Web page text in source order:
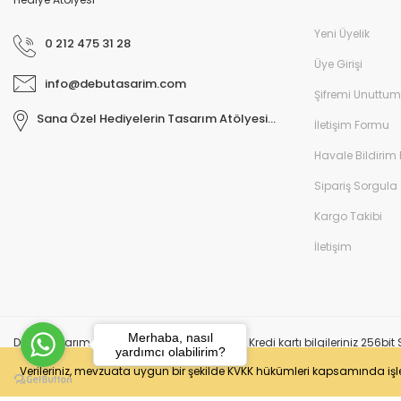
Verileriniz, mevzuata uygun bir şekilde KVKK hükümleri kapsamında
0 212 475 31 28
info@debutasarim.com
Sana Özel Hediyelerin Tasarım Atölyesi...
Yeni Üyelik
Üye Girişi
Şifremi Unuttum
İletişim Formu
Havale Bildirim
Sipariş Sorgula
Kargo Takibi
İletişim
DeBu Tasarım 2024 © Tüm Hakları Saklıdır. Kredi kartı bilgileriniz 256bit
Merhaba, nasıl
yardımcı olabilirim?